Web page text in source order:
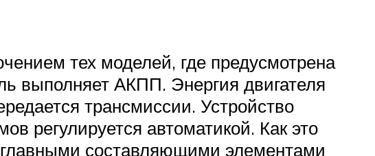
тех моделей, где предусмотрена
выполняет АКПП. Энергия двигателя
трансмиссии. Устройство
регулируется автоматикой. Как это
составляющими элементами